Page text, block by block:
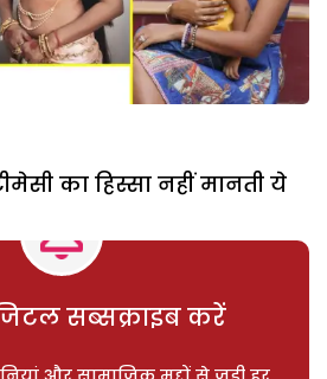
का हिस्सा नहीं मानती ये
सब्सक्राइब करें